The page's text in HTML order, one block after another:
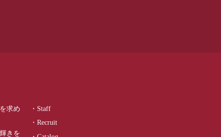
求め
きを
・Staff
・Recruit